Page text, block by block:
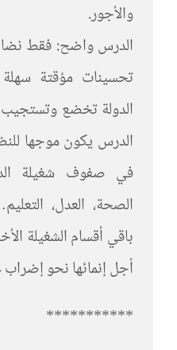
والأجور.
الدرس واضح: فقط
تحسينات مؤقتة
الدولة تخضع وتستجيب
الدرس يكون موجها
في صفوف شغيلة
الصحة، العدل،
باقي أقسام الشغيلة
أجل إنمائها نحو
***********